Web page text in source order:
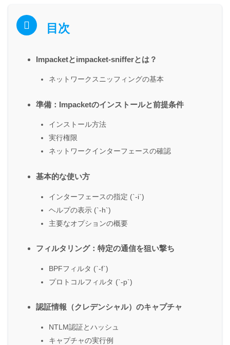
目次
Impacketとimpacket-snifferとは？
ネットワークスニッフィングの基本
準備：Impacketのインストールと前提条件
インストール方法
実行権限
ネットワークインターフェースの確認
基本的な使い方
インターフェースの指定 (`-i`)
ヘルプの表示 (`-h`)
主要なオプションの概要
フィルタリング：特定の通信を狙い撃ち
BPFフィルタ (`-f`)
プロトコルフィルタ (`-p`)
認証情報（クレデンシャル）のキャプチャ
NTLM認証とハッシュ
キャプチャの実行例